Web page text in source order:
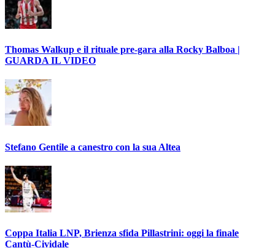
Thomas Walkup e il rituale pre-gara alla Rocky Balboa |
GUARDA IL VIDEO
Stefano Gentile a canestro con la sua Altea
Coppa Italia LNP, Brienza sfida Pillastrini: oggi la finale
Cantù-Cividale